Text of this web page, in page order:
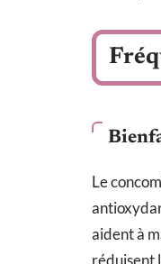
Le
aident à
réduisent